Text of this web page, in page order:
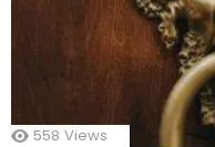
558 Views